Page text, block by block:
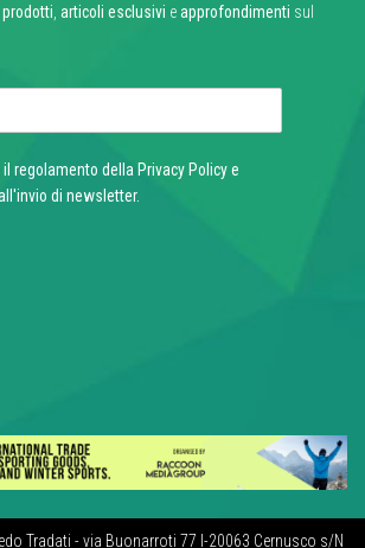
articoli esclusivi eapprofondimenti sul
regolamento della Privacy Policye
di newsletter.
Tradati - via Buonarroti 77 I-20063 Cernusco s/N